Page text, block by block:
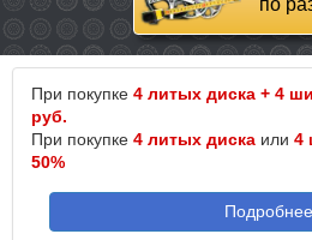
по
При покупке 4 литых диска + 4
руб.
При покупке 4 литых диска или 4
50%
Подробнее